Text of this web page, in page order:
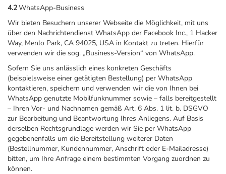
4.2WhatsApp-Business
Wir bieten Besuchern unserer Webseite die Möglichkeit, mit uns
über den Nachrichtendienst WhatsApp der Facebook Inc., 1 Hacker
Way, Menlo Park, CA 94025, USA in Kontakt zu treten. Hierfür
verwenden wir die sog. „Business-Version“ von WhatsApp.
Sofern Sie uns anlässlich eines konkreten Geschäfts
(beispielsweise einer getätigten Bestellung) per WhatsApp
kontaktieren, speichern und verwenden wir die von Ihnen bei
WhatsApp genutzte Mobilfunknummer sowie – falls bereitgestellt
– Ihren Vor- und Nachnamen gemäß Art. 6 Abs. 1 lit. b. DSGVO
zur Bearbeitung und Beantwortung Ihres Anliegens. Auf Basis
derselben Rechtsgrundlage werden wir Sie per WhatsApp
gegebenenfalls um die Bereitstellung weiterer Daten
(Bestellnummer, Kundennummer, Anschrift oder E-Mailadresse)
bitten, um Ihre Anfrage einem bestimmten Vorgang zuordnen zu
können.